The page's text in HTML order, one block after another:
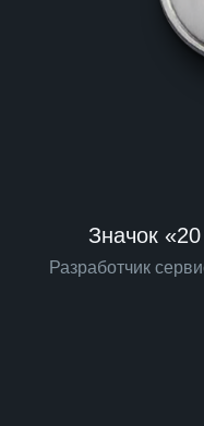
Значок
Разработчик